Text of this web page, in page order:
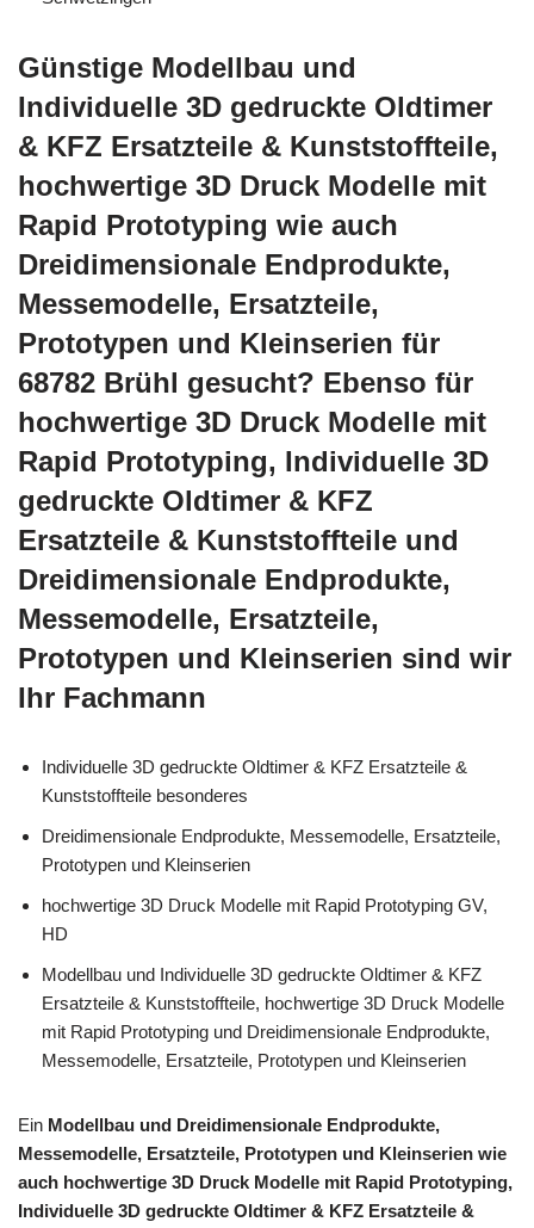
Günstige Modellbau und
Individuelle 3D gedruckte Oldtimer
& KFZ Ersatzteile & Kunststoffteile,
hochwertige 3D Druck Modelle mit
Rapid Prototyping wie auch
Dreidimensionale Endprodukte,
Messemodelle, Ersatzteile,
Prototypen und Kleinserien für
68782 Brühl gesucht? Ebenso für
hochwertige 3D Druck Modelle mit
Rapid Prototyping, Individuelle 3D
gedruckte Oldtimer & KFZ
Ersatzteile & Kunststoffteile und
Dreidimensionale Endprodukte,
Messemodelle, Ersatzteile,
Prototypen und Kleinserien sind wir
Ihr Fachmann
Individuelle 3D gedruckte Oldtimer & KFZ Ersatzteile &
Kunststoffteile besonderes
Dreidimensionale Endprodukte, Messemodelle, Ersatzteile,
Prototypen und Kleinserien
hochwertige 3D Druck Modelle mit Rapid Prototyping GV,
HD
Modellbau und Individuelle 3D gedruckte Oldtimer & KFZ
Ersatzteile & Kunststoffteile, hochwertige 3D Druck Modelle
mit Rapid Prototyping und Dreidimensionale Endprodukte,
Messemodelle, Ersatzteile, Prototypen und Kleinserien
Ein Modellbau und Dreidimensionale Endprodukte,
Messemodelle, Ersatzteile, Prototypen und Kleinserien wie
auch hochwertige 3D Druck Modelle mit Rapid Prototyping,
Individuelle 3D gedruckte Oldtimer & KFZ Ersatzteile &